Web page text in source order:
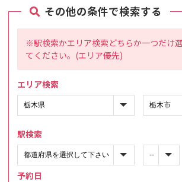
その他の条件で検索する
※駅検索かエリア検索どちらか一つだけ
てください。(エリア優先)
エリア検索
駅検索
予約日